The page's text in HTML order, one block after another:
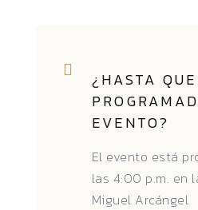
¿HASTA
EVENTO?
El evento está
las 4:00 p.m. en
Miguel